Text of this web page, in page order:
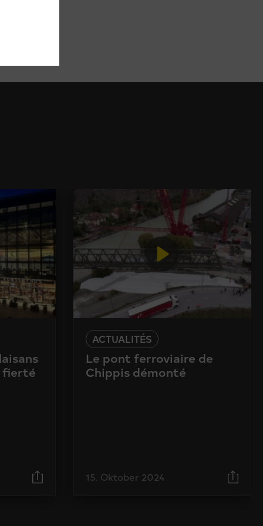
fierté
ACTUALITÉS
Le pont ferroviaire de
Chippis démonté
15. Oktober 2024